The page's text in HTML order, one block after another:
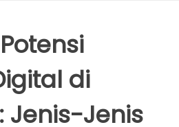
di
Jenis-Jenis